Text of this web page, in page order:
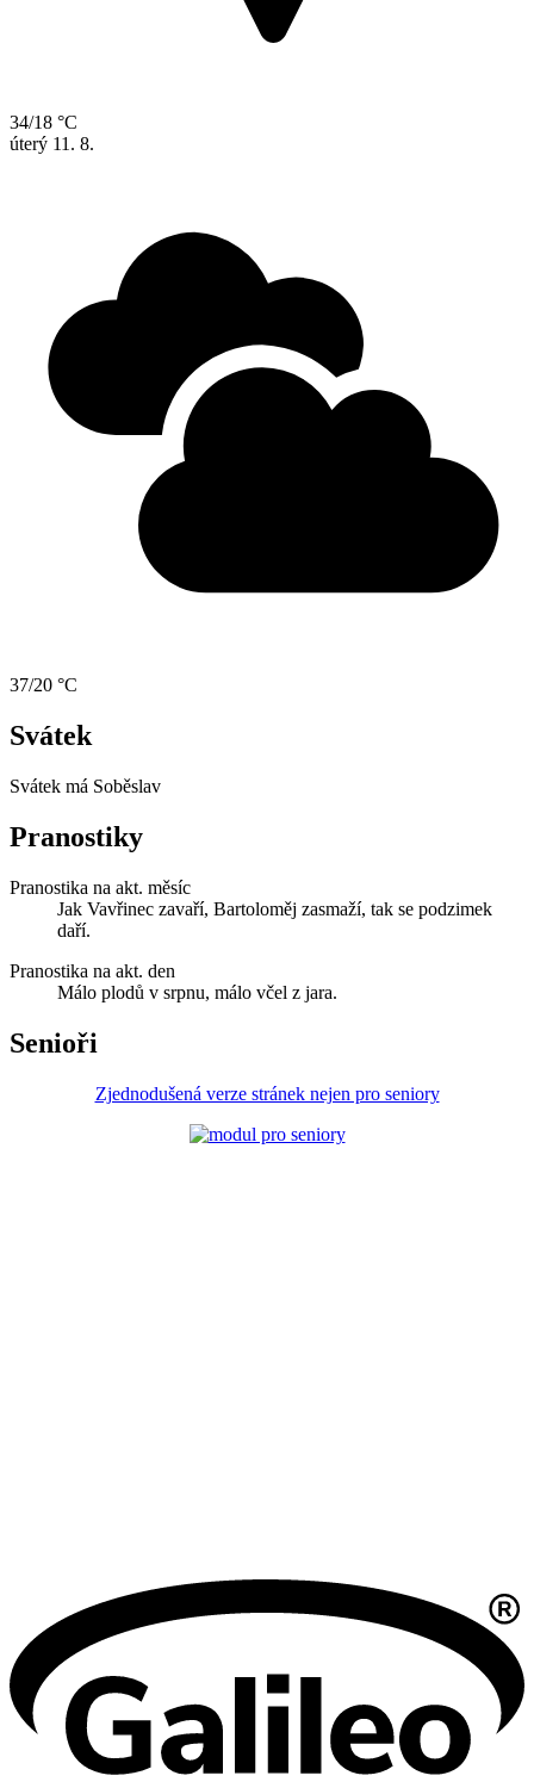
34/18 °C
úterý 11. 8.
37/20 °C
Svátek
Svátek má Soběslav
Pranostiky
Pranostika na akt. měsíc
Jak Vavřinec zavaří, Bartoloměj zasmaží, tak se podzimek
daří.
Pranostika na akt. den
Málo plodů v srpnu, málo včel z jara.
Senioři
Zjednodušená verze stránek nejen pro seniory